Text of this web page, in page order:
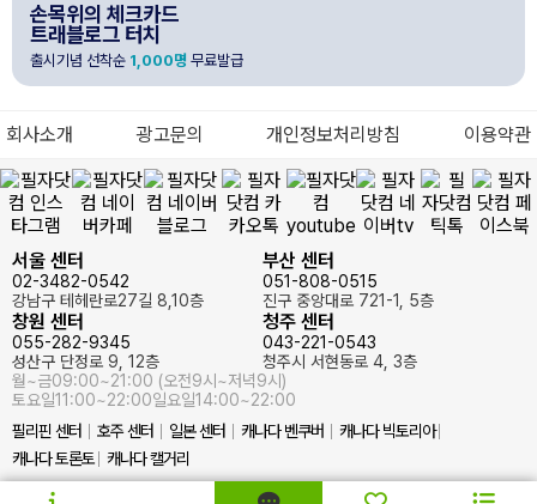
손목위의 체크카드
트래블로그 터치
출시기념 선착순 1,000명 무료발급
회사소개 광고문의 개인정보처리방침 이용약관
서울 센터
02-3482-0542
강남구 테헤란로27길 8,10층
부산 센터
051-808-0515
진구 중앙대로 721-1, 5층
창원 센터
055-282-9345
성산구 단정로 9, 12층
청주 센터
043-221-0543
청주시 서현동로 4, 3층
월~금09:00~21:00 (오전9시~저녁9시)
토요일11:00~22:00일요일14:00~22:00
필리핀 센터
호주 센터 일본 센터 캐나다 벤쿠버
캐나다 빅토리아
캐나다 토론토
캐나다 캘거리